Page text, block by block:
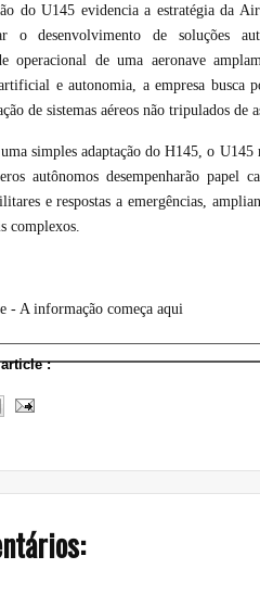
do U145 evidencia a estratégia da
o desenvolvimento de soluções
operacional de uma aeronave
e autonomia, a empresa busca
de sistemas aéreos não tripulados de
simples adaptação do H145, o
autônomos desempenharão papel
e respostas a emergências,
complexos.
- A informação começa aqui
: